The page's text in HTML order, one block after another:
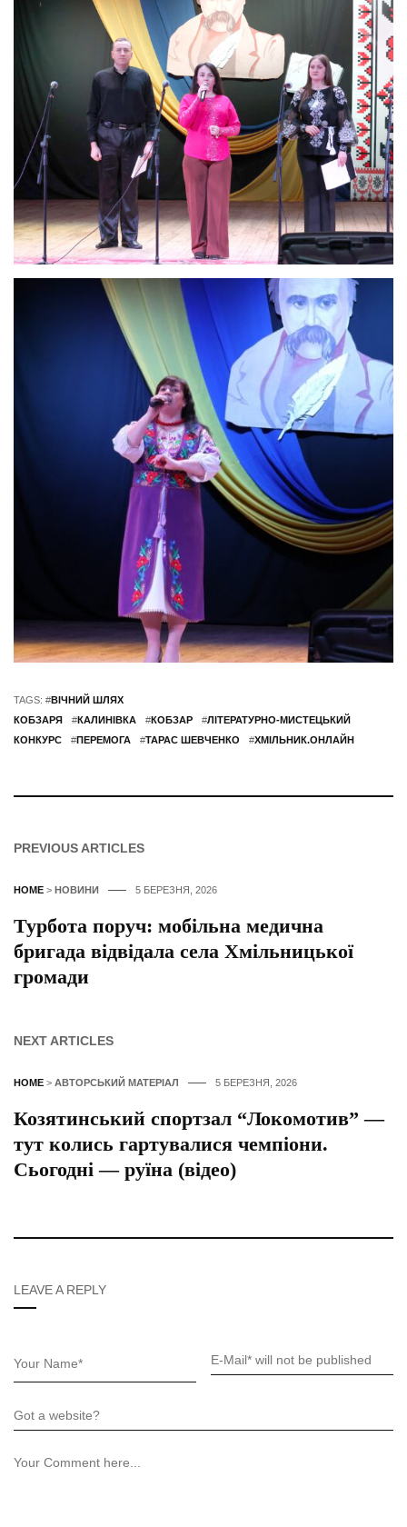
TAGS: #ВІЧНИЙ ШЛЯХ
КОБЗАРЯ
#КАЛИНІВКА #КОБЗАР #ЛІТЕРАТУРНО-МИСТЕЦЬКИЙ
КОНКУРС
#ПЕРЕМОГА #ТАРАС ШЕВЧЕНКО #ХМІЛЬНИК.ОНЛАЙН
PREVIOUS ARTICLES
HOME > НОВИНИ 5 БЕРЕЗНЯ, 2026
Турбота поруч: мобільна медична
бригада відвідала села Хмільницької
громади
NEXT ARTICLES
HOME > АВТОРСЬКИЙ МАТЕРІАЛ 5 БЕРЕЗНЯ, 2026
Козятинський спортзал “Локомотив” —
тут колись гартувалися чемпіони.
Сьогодні — руїна (відео)
LEAVE A REPLY